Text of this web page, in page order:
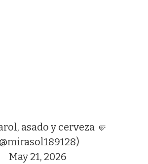
asado y cerveza 🤛
May 21, 2026